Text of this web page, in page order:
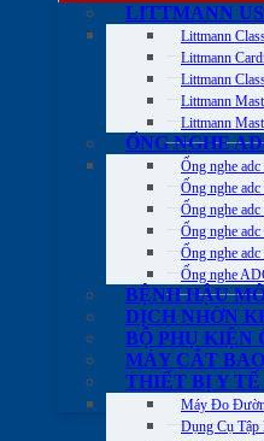
LITTMANN
Littmann
Littmann
Littmann
Littmann
Littmann
ỐNG NGHE
Ống nghe adc
Ống nghe adc
Ống nghe adc
Ống nghe adc
Ống nghe adc
Ống nghe
BỆNH HẬU
DỊCH NHỜN
BỘ PHỤ KIỆN
MÁY CẮT
THIẾT BỊ Y
Máy Đo
Dụng Cụ Tập